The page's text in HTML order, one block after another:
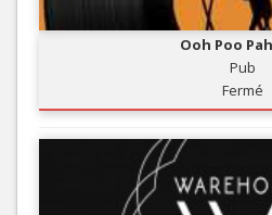
Ooh Poo
Pub
Fermé